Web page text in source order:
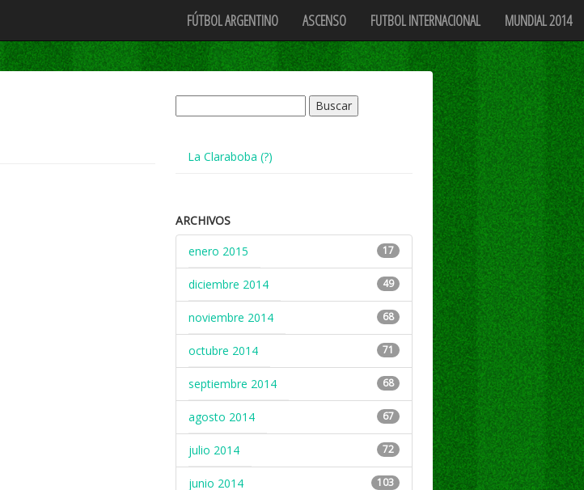
FÚTBOL ARGENTINO ASCENSO FUTBOL INTERNACIONAL MUNDIAL 2014
La Claraboba (?)
ARCHIVOS
enero 2015
17
diciembre 2014 49
noviembre 2014 68
octubre 2014 71
septiembre 2014 68
agosto 2014 67
julio 2014 72
junio 2014 103